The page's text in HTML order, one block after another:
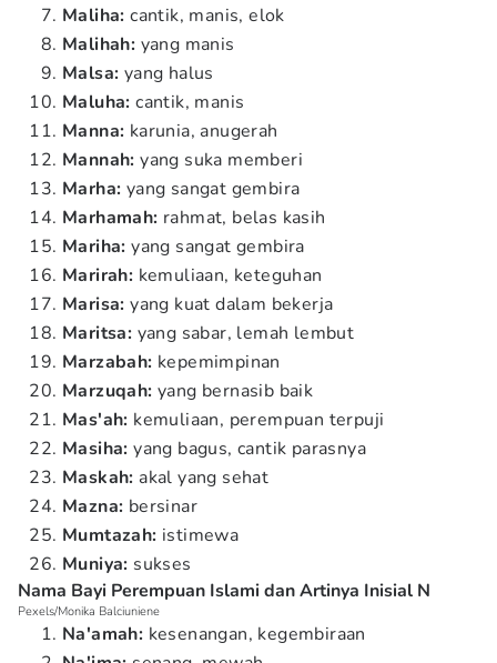
Maliha: cantik, manis, elok
Malihah: yang manis
Malsa: yang halus
Maluha:cantik, manis
Manna: karunia, anugerah
Mannah: yang suka memberi
Marha: yang sangat gembira
Marhamah: rahmat, belas kasih
Mariha: yang sangat gembira
Marirah: kemuliaan, keteguhan
Marisa:yang kuat dalam bekerja
Maritsa: yang sabar, lemah lembut
Marzabah: kepemimpinan
Marzuqah: yang bernasib baik
Mas'ah: kemuliaan, perempuan terpuji
Masiha: yang bagus, cantik parasnya
Maskah: akal yang sehat
Mazna: bersinar
Mumtazah: istimewa
Muniya: sukses
Nama Bayi Perempuan Islami dan Artinya Inisial N
Pexels/Monika Balciuniene
Na'amah: kesenangan, kegembiraan